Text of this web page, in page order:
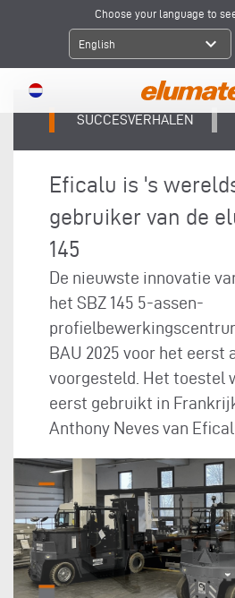
Choose your language to
English expand_more
SUCCESVERHALEN
Eficalu is 's
gebruiker van de
145
De nieuwste innovatie
het SBZ 145 5-assen-
BAU 2025 voor het eerst
voorgesteld. Het toestel
eerst gebruikt in
Anthony Neves van